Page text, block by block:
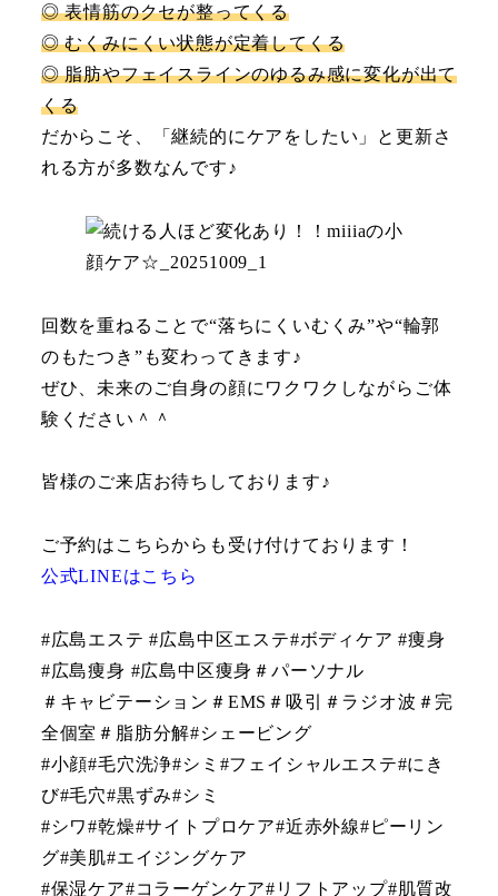
◎ 表情筋のクセが整ってくる
◎ むくみにくい状態が定着してくる
◎ 脂肪やフェイスラインのゆるみ感に変化が出て
くる
だからこそ、「継続的にケアをしたい」と更新さ
れる方が多数なんです♪
回数を重ねることで“落ちにくいむくみ”や“輪郭
のもたつき”も変わってきます♪
ぜひ、未来のご自身の顔にワクワクしながらご体
験ください＾＾
皆様のご来店お待ちしております♪
ご予約はこちらからも受け付けております！
公式LINEはこちら
#広島エステ #広島中区エステ#ボディケア #痩身
#広島痩身 #広島中区痩身＃パーソナル
＃キャビテーション＃EMS＃吸引＃ラジオ波＃完
全個室＃脂肪分解#シェービング
#小顔#毛穴洗浄#シミ#フェイシャルエステ#にき
び#毛穴#黒ずみ#シミ
#シワ#乾燥#サイトプロケア#近赤外線#ピーリン
グ#美肌#エイジングケア
#保湿ケア#コラーゲンケア#リフトアップ#肌質改